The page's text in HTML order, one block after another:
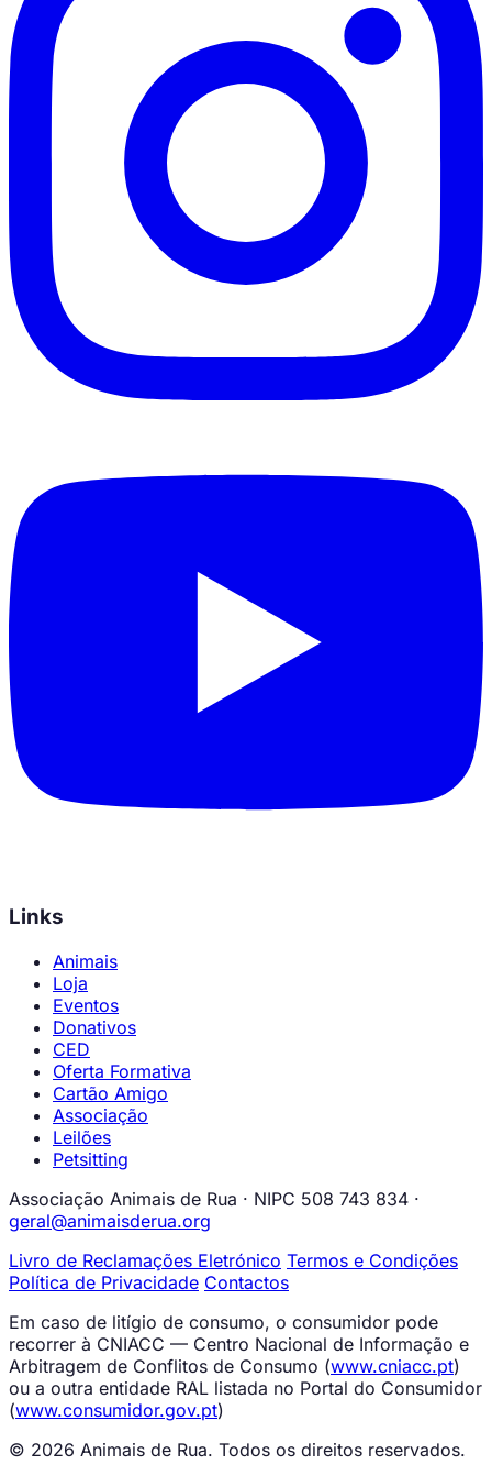
Links
Animais
Loja
Eventos
Donativos
CED
Oferta Formativa
Cartão Amigo
Associação
Leilões
Petsitting
Associação Animais de Rua · NIPC 508 743 834 ·
geral@animaisderua.org
Livro de Reclamações Eletrónico Termos e Condições
Política de Privacidade Contactos
Em caso de litígio de consumo, o consumidor pode
recorrer à CNIACC — Centro Nacional de Informação e
Arbitragem de Conflitos de Consumo (www.cniacc.pt)
ou a outra entidade RAL listada no Portal do Consumidor
(www.consumidor.gov.pt)
© 2026 Animais de Rua. Todos os direitos reservados.